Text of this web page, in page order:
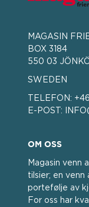
MAGASIN
BOX 3184
550 03
SWEDEN
TELEFON:
E-POST:
OM OSS
Magasin venn
tilsier; en venn
portefølje av
For oss har